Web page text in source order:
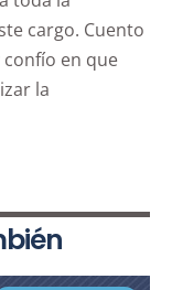
cargo. Cuento
confío en que
la